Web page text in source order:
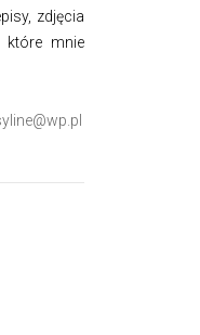
zdjęcia
które mnie